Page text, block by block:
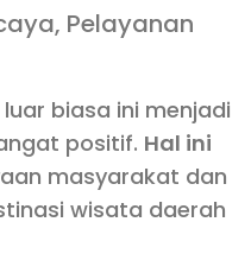
Pelayanan
biasa ini menjadi
positif. Hal ini
masyarakat dan
wisata daerah